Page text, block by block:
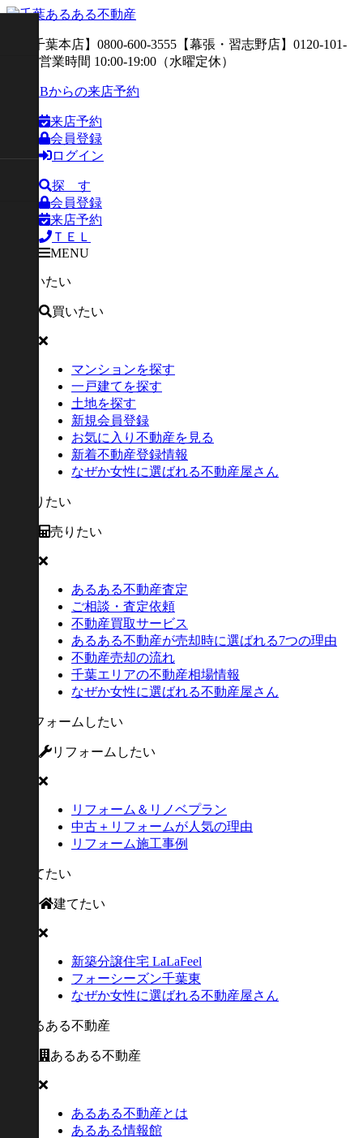
来店予約
会員登録
ログイン
探 す
会員登録
来店予約
ＴＥＬ
MENU
買いたい
マンションを探す
一戸建てを探す
土地を探す
新規会員登録
お気に入り不動産を見る
新着不動産登録情報
なぜか女性に選ばれる不動産屋さん
売りたい
あるある不動産査定
ご相談・査定依頼
不動産買取サービス
あるある不動産が売却時に選ばれる7つの理由
不動産売却の流れ
千葉エリアの不動産相場情報
なぜか女性に選ばれる不動産屋さん
リフォームしたい
リフォーム＆リノベプラン
中古＋リフォームが人気の理由
リフォーム施工事例
建てたい
新築分譲住宅 LaLaFeel
フォーシーズン千葉東
なぜか女性に選ばれる不動産屋さん
あるある不動産
あるある不動産とは
あるある情報館